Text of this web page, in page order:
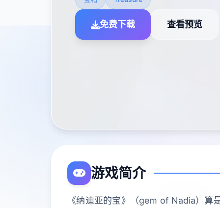
免费下载 查看预览
游戏简介
《纳迪亚的宝》（gem of Nadia）算